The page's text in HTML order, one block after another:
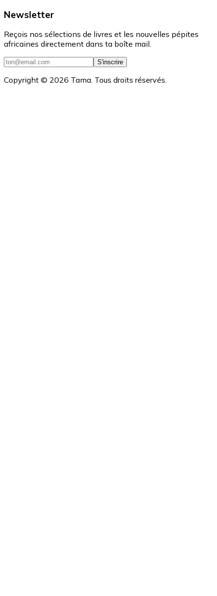
Newsletter
Reçois nos sélections de livres et les nouvelles pépites
africaines directement dans ta boîte mail.
S'inscrire
Copyright © 2026 Tama. Tous droits réservés.